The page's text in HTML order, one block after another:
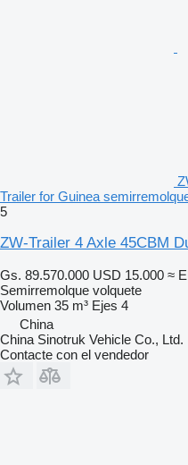
Trailer for Guinea
5
ZW-Trailer 4 Axle 45CBM
Gs. 89.570.000 USD 15.000 ≈
Semirremolque volquete
Volumen 35 m³ Ejes 4
China
China Sinotruk Vehicle Co., Ltd.
Contacte con el vendedor